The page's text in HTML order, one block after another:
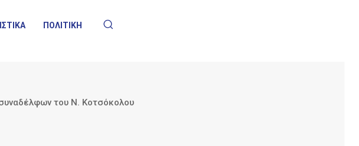
ΠΟΛΙΤΙΚΗ
του Ν. Κοτσόκολου